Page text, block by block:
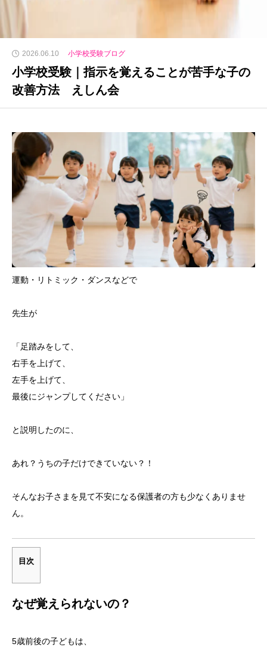
2026.06.10 小学校受験ブログ
小学校受験｜指示を覚えることが苦手な子の
改善方法 えしん会
運動・リトミック・ダンスなどで
先生が
「足踏みをして、
右手を上げて、
左手を上げて、
最後にジャンプしてください」
と説明したのに、
あれ？うちの子だけできていない？！
そんなお子さまを見て不安になる保護者の方も少なくありませ
ん。
目次
なぜ覚えられないの？
5歳前後の子どもは、